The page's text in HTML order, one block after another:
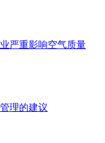
严重影响空气质量
理的建议